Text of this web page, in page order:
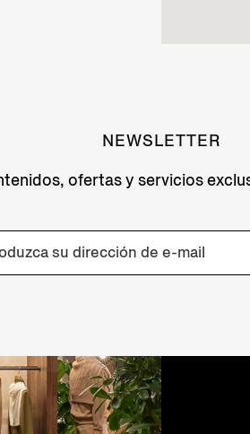
NEWSLETTER
ofertas y servicios